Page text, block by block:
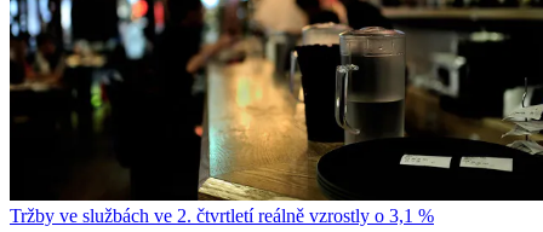
Tržby ve službách ve 2. čtvrtletí reálně vzrostly o 3,1 %